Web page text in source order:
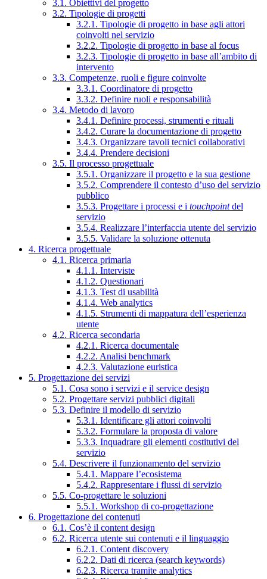
3.1. Obiettivi del progetto
3.2. Tipologie di progetti
3.2.1. Tipologie di progetto in base agli attori
coinvolti nel servizio
3.2.2. Tipologie di progetto in base al focus
3.2.3. Tipologie di progetto in base all’ambito di
intervento
3.3. Competenze, ruoli e figure coinvolte
3.3.1. Coordinatore di progetto
3.3.2. Definire ruoli e responsabilità
3.4. Metodo di lavoro
3.4.1. Definire processi, strumenti e rituali
3.4.2. Curare la documentazione di progetto
3.4.3. Organizzare tavoli tecnici collaborativi
3.4.4. Prendere decisioni
3.5. Il processo progettuale
3.5.1. Organizzare il progetto e la sua gestione
3.5.2. Comprendere il contesto d’uso del servizio
pubblico
3.5.3. Progettare i processi e i touchpointdel
servizio
3.5.4. Realizzare l’interfaccia utente del servizio
3.5.5. Validare la soluzione ottenuta
4. Ricerca progettuale
4.1. Ricerca primaria
4.1.1. Interviste
4.1.2. Questionari
4.1.3. Test di usabilità
4.1.4. Web analytics
4.1.5. Strumenti di mappatura dell’esperienza
utente
4.2. Ricerca secondaria
4.2.1. Ricerca documentale
4.2.2. Analisi benchmark
4.2.3. Valutazione euristica
5. Progettazione dei servizi
5.1. Cosa sono i servizi e il service design
5.2. Progettare servizi pubblici digitali
5.3. Definire il modello di servizio
5.3.1. Identificare gli attori coinvolti
5.3.2. Formulare la proposta di valore
5.3.3. Inquadrare gli elementi costitutivi del
servizio
5.4. Descrivere il funzionamento del servizio
5.4.1. Mappare l’ecosistema
5.4.2. Rappresentare i flussi di servizio
5.5. Co-progettare le soluzioni
5.5.1. Workshop di co-progettazione
6. Progettazione dei contenuti
6.1. Cos’è il content design
6.2. Ricerca utente sui contenuti e il linguaggio
6.2.1. Content discovery
6.2.2. Dati di ricerca (search keywords)
6.2.3. Ricerca tramite analytics